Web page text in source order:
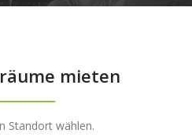
mieten
Standort wählen.